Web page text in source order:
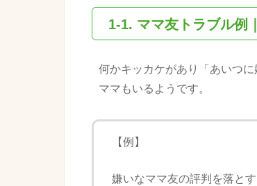
1-1. ママ友 トラブル例
何かキッカケがあり「あいつ
ママもいるようです。
【例】
嫌いなママ友の評判を落と